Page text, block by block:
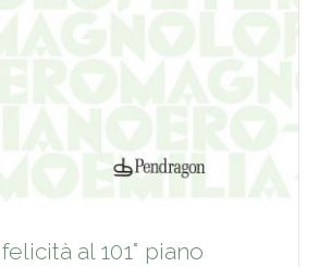
al 101° piano